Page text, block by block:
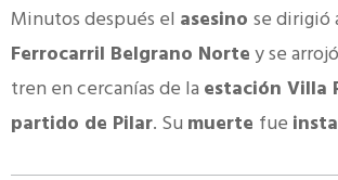
Minutos después el asesino se dirigió
Ferrocarril Belgrano Nortey se
tren en cercanías de la estación Villa
partido de Pilar. Su muerte fue